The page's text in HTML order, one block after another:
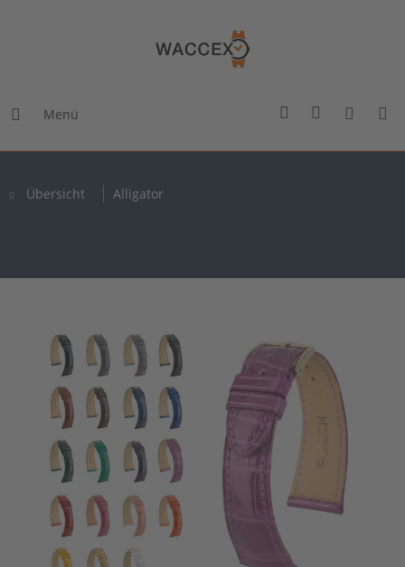
Menü
Übersicht Alligator